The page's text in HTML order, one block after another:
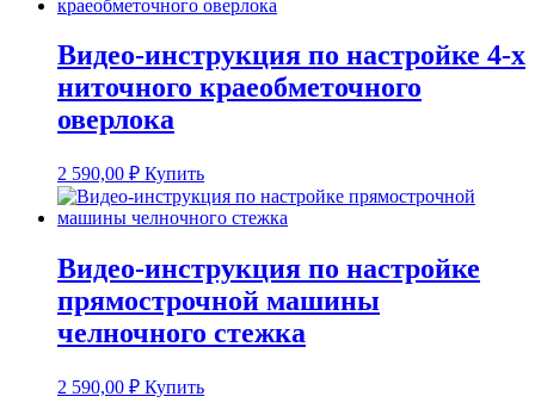
Видео-инструкция по настройке 4-х
ниточного краеобметочного
оверлока
2 590,00 ₽ Купить
Видео-инструкция по настройке
прямострочной машины
челночного стежка
2 590,00 ₽ Купить